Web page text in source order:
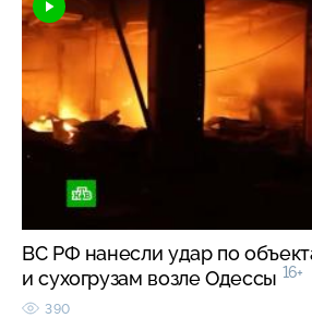
ВС РФ нанесли удар по
и сухогрузам возле Одессы 16+
390